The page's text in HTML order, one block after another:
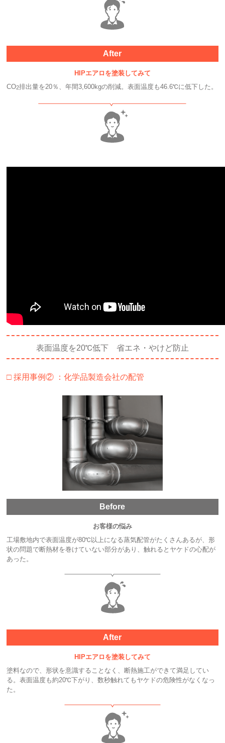
After
HIPエアロを塗装してみて
CO2排出量を20％、年間3,600kgの削減。表面温度も46.6℃に低下した。
表面温度を20℃低下 省エネ・やけど防止
□ 採用事例② ：化学品製造会社の配管
Before
お客様の悩み
工場敷地内で表面温度が80℃以上になる蒸気配管がたくさんあるが、形
状の問題で断熱材を巻けていない部分があり、触れるとヤケドの心配が
あった。
After
HIPエアロを塗装してみて
塗料なので、形状を意識することなく、断熱施工ができて満足してい
る。表面温度も約20℃下がり、数秒触れてもヤケドの危険性がなくなっ
た。